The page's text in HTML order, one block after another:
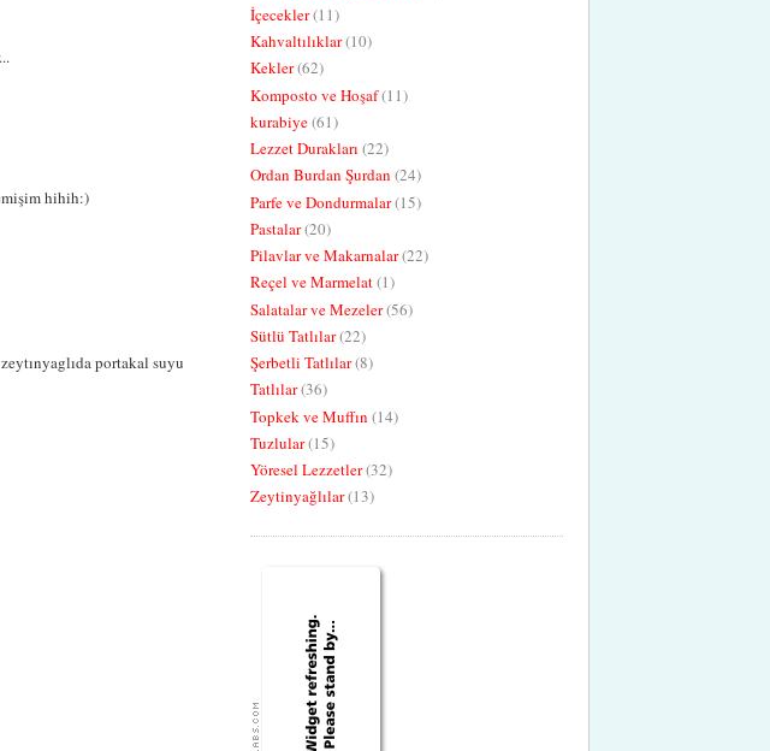
hihih:)
portakal suyu
İçecekler(11)
Kahvaltılıklar(10)
Kekler(62)
Komposto ve Hoşaf(11)
kurabiye(61)
Lezzet Durakları (22)
Ordan Burdan Şurdan (24)
Parfe ve Dondurmalar(15)
Pastalar(20)
Pilavlar ve Makarnalar(22)
Reçel ve Marmelat(1)
Salatalar ve Mezeler(56)
Sütlü Tatlılar(22)
Şerbetli Tatlılar(8)
Tatlılar(36)
Topkek ve Muffın (14)
Tuzlular(15)
Yöresel Lezzetler(32)
Zeytinyağlılar(13)